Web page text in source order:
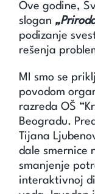
Ove godine,
slogan
podizanje
rešenja
MI smo se
povodom
razreda OŠ
Beogradu.
Tijana
dale smernice
smanjenje
interaktivnoj